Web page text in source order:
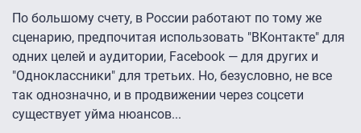
По большому счету, в России работают по тому же
сценарию, предпочитая использовать "ВКонтакте" для
одних целей и аудитории, Facebook — для других и
"Одноклассники" для третьих. Но, безусловно, не все
так однозначно, и в продвижении через соцсети
существует уйма нюансов...